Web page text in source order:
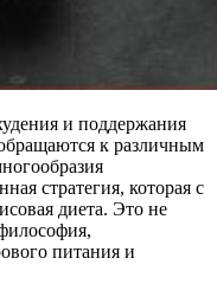
и поддержания
к различным
стратегия, которая с
диета. Это не
питания и